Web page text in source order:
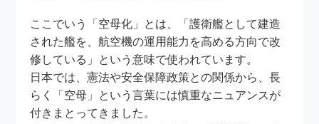
ここでいう「空母化」とは、「護衛艦として建造
された艦を、航空機の運用能力を高める方向で改
修している」という意味で使われています。
日本では、憲法や安全保障政策との関係から、長
らく「空母」という言葉には慎重なニュアンスが
付きまとってきました。